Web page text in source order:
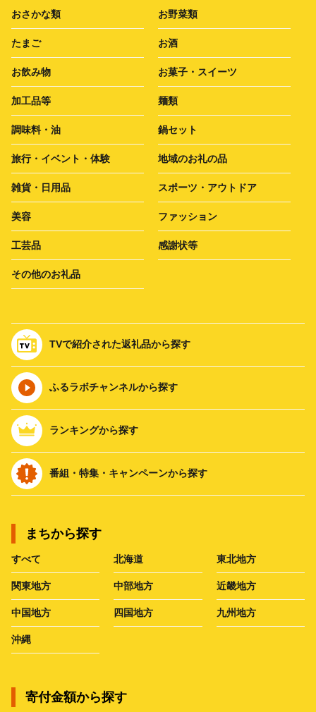
おさかな類 お野菜類
たまご お酒
お飲み物 お菓子・スイーツ
加工品等 麺類
調味料・油 鍋セット
旅行・イベント・体験 地域のお礼の品
雑貨・日用品 スポーツ・アウトドア
美容 ファッション
工芸品 感謝状等
その他のお礼品
TVで紹介された返礼品から探す
ふるラボチャンネルから探す
ランキングから探す
番組・特集・キャンペーンから探す
まちから探す
すべて 北海道 東北地方
関東地方 中部地方 近畿地方
中国地方 四国地方 九州地方
沖縄
寄付金額から探す